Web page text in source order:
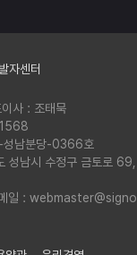
자센터
이사 : 조태묵
성남분당-0366호
성남시 수정구 금토로 69,
일 :